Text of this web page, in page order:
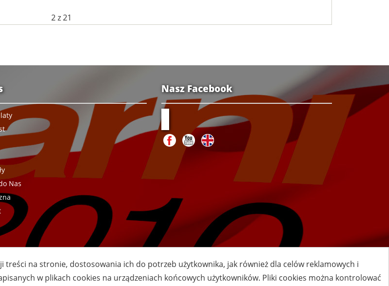
2z 21
Nas
Nasz Facebook
treści na stronie, dostosowania ich do potrzeb użytkownika, jak również dla celów reklamowych i
w plikach cookies na urządzeniach końcowych użytkowników. Pliki cookies można kontrolować